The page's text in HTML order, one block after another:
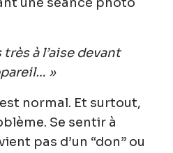
très à l’aise devant
»
normal. Et surtout,
Se sentir à
pas d’un “don” ou